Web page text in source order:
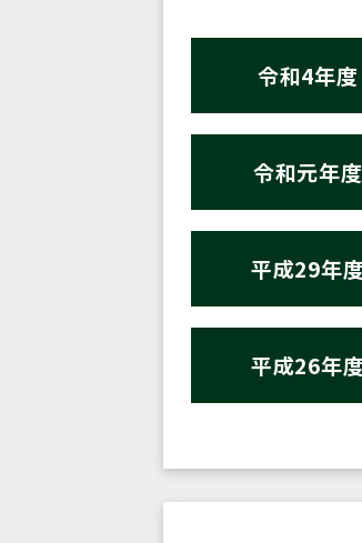
令和4年度
令和元年
平成29年
平成26年